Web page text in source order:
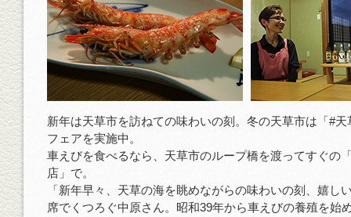
新年は天草市を訪ねての味わいの刻。冬の天草市は「#
フェアを実施中。
車えびを食べるなら、天草市のループ橋を渡ってすぐの
店」で。
「新年早々、天草の海を眺めながらの味わいの刻、嬉し
席でくつろぐ中原さん。昭和39年から車えびの養殖を始